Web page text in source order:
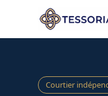
Aller au contenu principal
Courtier